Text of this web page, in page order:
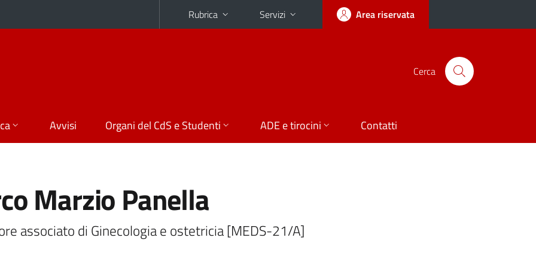
Rubrica Servizi Area riservata
Cerca
Avvisi Organi del CdS e Studenti ADE e tirocini Contatti
Marzio Panella
associato di Ginecologia e ostetricia [MEDS-21/A]